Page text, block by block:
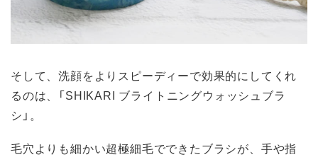
そして、洗顔をよりスピーディーで効果的にしてくれ
るのは、「SHIKARI ブライトニングウォッシュブラ
シ」。
毛穴よりも細かい超極細毛でできたブラシが、手や指